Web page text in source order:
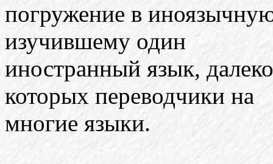
погружение в
изучившему один
иностранный язык,
которых переводчики на
многие языки.